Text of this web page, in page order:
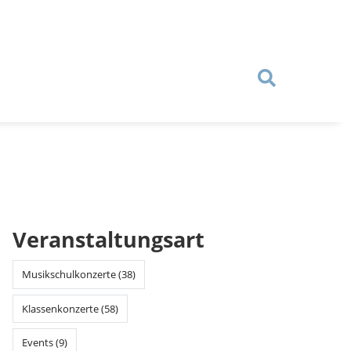
Veranstaltungsart
Musikschulkonzerte (38)
Klassenkonzerte (58)
Events (9)